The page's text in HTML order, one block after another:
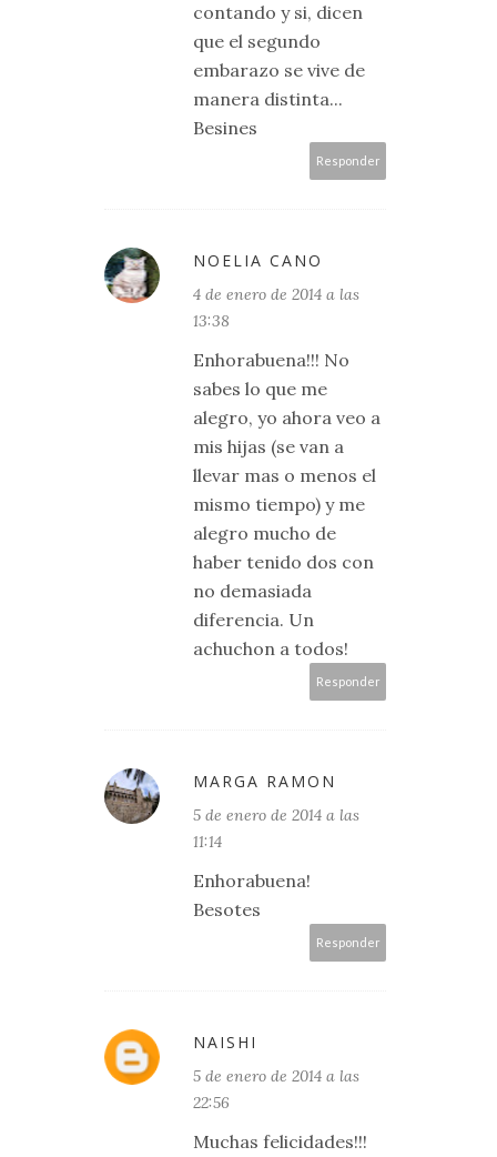
contando y si, dicen
que el segundo
embarazo se vive de
manera distinta...
Besines
Responder
NOELIA CANO
4 de enero de 2014 a las
13:38
Enhorabuena!!! No
sabes lo que me
alegro, yo ahora veo a
mis hijas (se van a
llevar mas o menos el
mismo tiempo) y me
alegro mucho de
haber tenido dos con
no demasiada
diferencia. Un
achuchon a todos!
Responder
MARGA RAMON
5 de enero de 2014 a las
11:14
Enhorabuena!
Besotes
Responder
NAISHI
5 de enero de 2014 a las
22:56
Muchas felicidades!!!